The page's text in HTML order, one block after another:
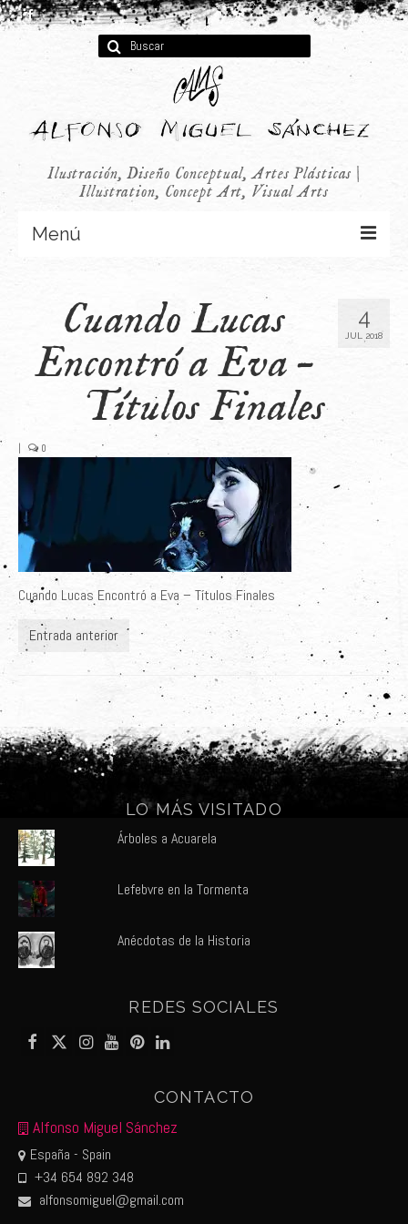
Buscar
por:
Ilustración, Diseño Conceptual, Artes Plásticas |
Illustration, Concept Art, Visual Arts
Menú
Infantil
Audiovisual
Publicidad
Últimos Proyectos
Clientes
Adquiere su Obra
4
JUL 2018
Cuando Lucas
Encontró a Eva –
Títulos Finales
| 0
Cuando Lucas Encontró a Eva – Títulos Finales
Entrada anterior
LO MÁS VISITADO
Árboles a Acuarela
Lefebvre en la Tormenta
Anécdotas de la Historia
REDES SOCIALES
CONTACTO
Alfonso Miguel Sánchez
España - Spain
+34 654 892 348
alfonsomiguel@gmail.com